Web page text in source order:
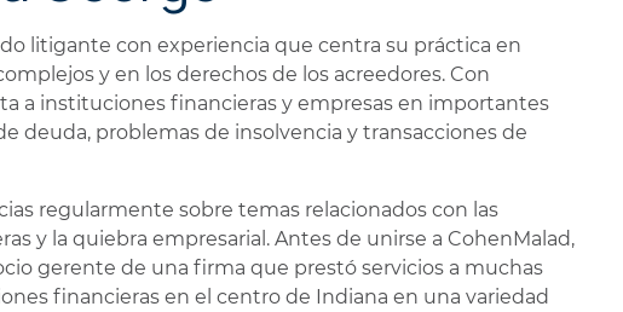
litigante con experiencia que centra su práctica en
y en los derechos de los acreedores. Con
a instituciones financieras y empresas en importantes
deuda, problemas de insolvencia y transacciones de
regularmente sobre temas relacionados con las
y la quiebra empresarial. Antes de unirse a CohenMalad,
gerente de una firma que prestó servicios a muchas
financieras en el centro de Indiana en una variedad